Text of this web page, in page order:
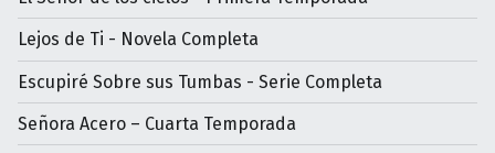
Lejos de Ti - Novela Completa
Escupiré Sobre sus Tumbas - Serie Completa
Señora Acero – Cuarta Temporada